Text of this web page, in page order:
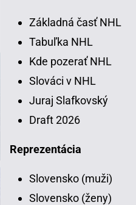
Základná časť NHL
Tabuľka NHL
Kde pozerať NHL
Slováci v NHL
Juraj Slafkovský
Draft 2026
Reprezentácia
Slovensko (muži)
Slovensko (ženy)